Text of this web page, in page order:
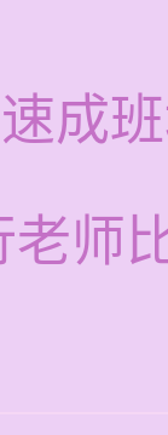
成
师